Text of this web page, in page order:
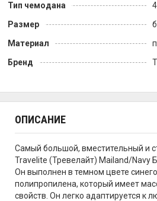
Тип чемодана
Размер
Материал
Бренд
ОПИСАНИЕ
Самый большой, вместительный и
Travelite (Тревелайт) Mailand/Navy
Он выполнен в темном цвете
полипропилена, который имеет
свойств. Он легко адаптируется к